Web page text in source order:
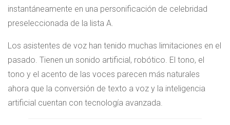
instantáneamente en una personificación de celebridad
preseleccionada de la lista A.
Los asistentes de voz han tenido muchas limitaciones en el
pasado. Tienen un sonido artificial, robótico. El tono, el
tono y el acento de las voces parecen más naturales
ahora que la conversión de texto a voz y la inteligencia
artificial cuentan con tecnología avanzada.